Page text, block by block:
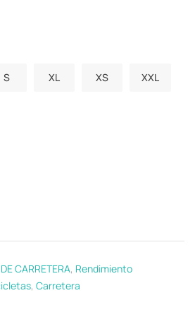
S XL XS XXL
CARRETERA, Rendimiento
, Carretera